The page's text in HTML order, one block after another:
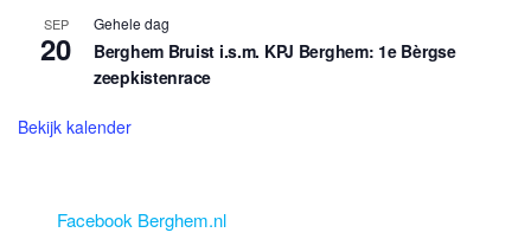
SEP
20
Gehele dag
Berghem Bruist i.s.m. KPJ Berghem: 1e Bèrgse
zeepkistenrace
Bekijk kalender
Facebook Berghem.nl